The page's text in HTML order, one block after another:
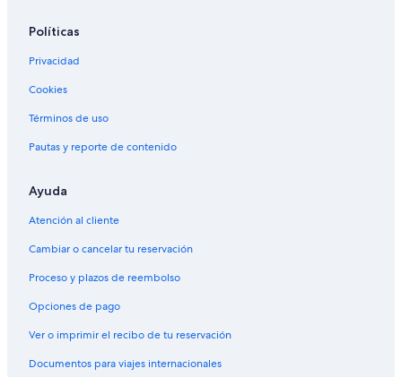
Políticas
Privacidad
Cookies
Términos de uso
Pautas y reporte de contenido
Ayuda
Atención al cliente
Cambiar o cancelar tu reservación
Proceso y plazos de reembolso
Opciones de pago
Ver o imprimir el recibo de tu reservación
Documentos para viajes internacionales